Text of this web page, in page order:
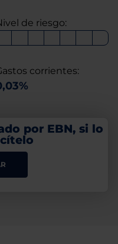
de riesgo:
corrientes:
por EBN, si lo